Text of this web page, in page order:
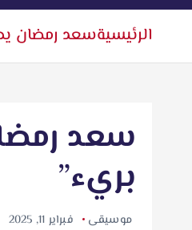
الرئيسيةسعد رمضان
سعد
بريء”
موسيقى فبراير 11, 2025